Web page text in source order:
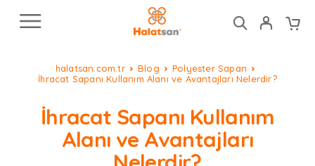
halatsan.com.tr Blog
Polyester Sapan
İhracat Sapanı Kullanım Alanı ve Avantajları Nelerdir?
İhracat Sapanı Kullanım
Alanı ve Avantajları